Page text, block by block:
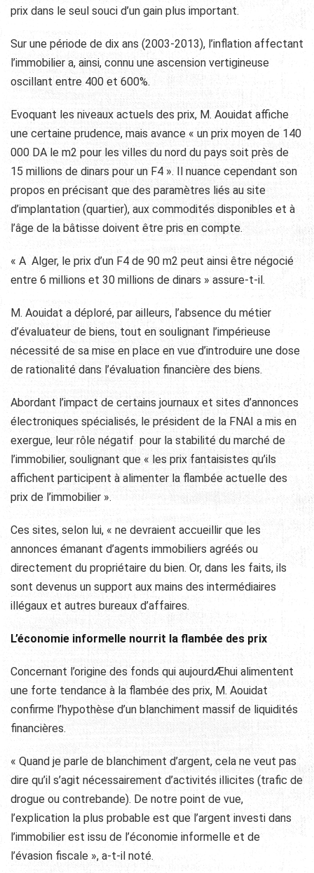
prix dans le seul souci d’un gain plus important.
Sur une période de dix ans (2003-2013), l’inflation affectant
l’immobilier a, ainsi, connu une ascension vertigineuse
oscillant entre 400 et 600%.
Evoquant les niveaux actuels des prix, M. Aouidat affiche
une certaine prudence, mais avance « un prix moyen de 140
000 DA le m2 pour les villes du nord du pays soit près de
15 millions de dinars pour un F4 ». Il nuance cependant son
propos en précisant que des paramètres liés au site
d’implantation (quartier), aux commodités disponibles et à
l’âge de la bâtisse doivent être pris en compte.
« A Alger, le prix d’un F4 de 90 m2 peut ainsi être négocié
entre 6 millions et 30 millions de dinars » assure-t-il.
M. Aouidat a déploré, par ailleurs, l’absence du métier
d’évaluateur de biens, tout en soulignant l’impérieuse
nécessité de sa mise en place en vue d’introduire une dose
de rationalité dans l’évaluation financière des biens.
Abordant l’impact de certains journaux et sites d’annonces
électroniques spécialisés, le président de la FNAI a mis en
exergue, leur rôle négatif pour la stabilité du marché de
l’immobilier, soulignant que « les prix fantaisistes qu’ils
affichent participent à alimenter la flambée actuelle des
prix de l’immobilier ».
Ces sites, selon lui, « ne devraient accueillir que les
annonces émanant d’agents immobiliers agréés ou
directement du propriétaire du bien. Or, dans les faits, ils
sont devenus un support aux mains des intermédiaires
illégaux et autres bureaux d’affaires.
L’économie informelle nourrit la flambée des prix
Concernant l’origine des fonds qui aujourdÆhui alimentent
une forte tendance à la flambée des prix, M. Aouidat
confirme l’hypothèse d’un blanchiment massif de liquidités
financières.
« Quand je parle de blanchiment d’argent, cela ne veut pas
dire qu’il s’agit nécessairement d’activités illicites (trafic de
drogue ou contrebande). De notre point de vue,
l’explication la plus probable est que l’argent investi dans
l’immobilier est issu de l’économie informelle et de
l’évasion fiscale », a-t-il noté.